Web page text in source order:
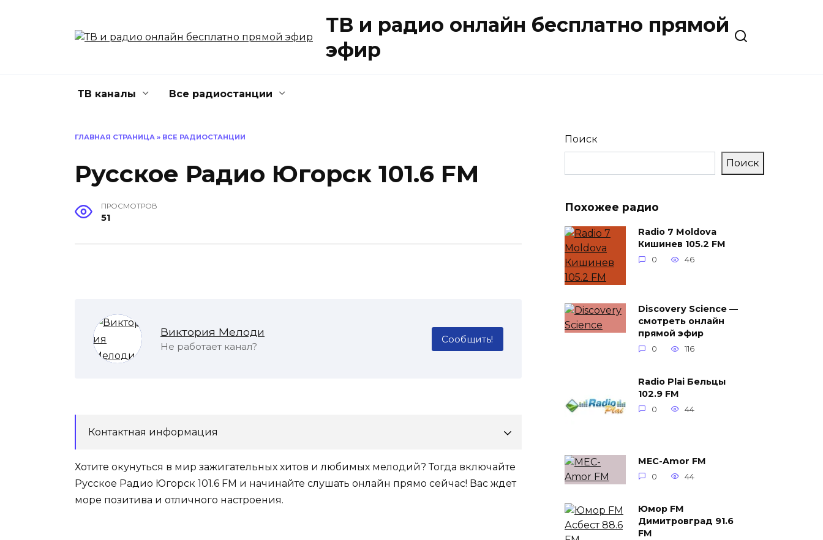
ТВ и радио онлайн бесплатно прямой
эфир
ТВ каналы Все радиостанции
ГЛАВНАЯ СТРАНИЦА » ВСЕ РАДИОСТАНЦИИ
Русское Радио Югорск 101.6 FM
ПРОСМОТРОВ
51
Виктория Мелоди
Не работает канал?
Сообщить!
Контактная информация
Хотите окунуться в мир зажигательных хитов и любимых мелодий? Тогда включайте
Русское Радио Югорск 101.6 FM и начинайте слушать онлайн прямо сейчас! Вас ждет
море позитива и отличного настроения.
Поиск
Поиск
Похожее радио
Radio 7 Moldova
Кишинев 105.2 FM
0 46
Discovery Science —
смотреть онлайн
прямой эфир
0 116
Radio Plai Бельцы
102.9 FM
0 44
MEC-Amor FM
0 44
Юмор FM
Димитровград 91.6
FM